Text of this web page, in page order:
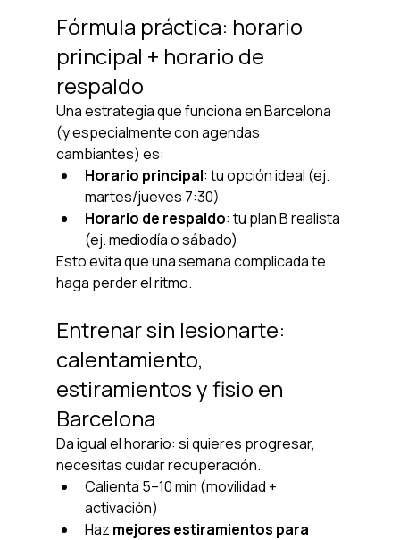
Fórmula práctica: horario
principal + horario de
respaldo
Una estrategia que funciona en Barcelona
(y especialmente con agendas
cambiantes) es:
Horario principal: tu opción ideal (ej.
martes/jueves 7:30)
Horario de respaldo: tu plan B realista
(ej. mediodía o sábado)
Esto evita que una semana complicada te
haga perder el ritmo.
Entrenar sin lesionarte:
calentamiento,
estiramientos y fisio en
Barcelona
Da igual el horario: si quieres progresar,
necesitas cuidar recuperación.
Calienta 5–10 min (movilidad +
activación)
Haz mejores estiramientos para